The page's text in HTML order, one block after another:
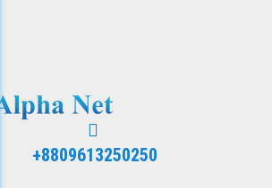
+8809613250250